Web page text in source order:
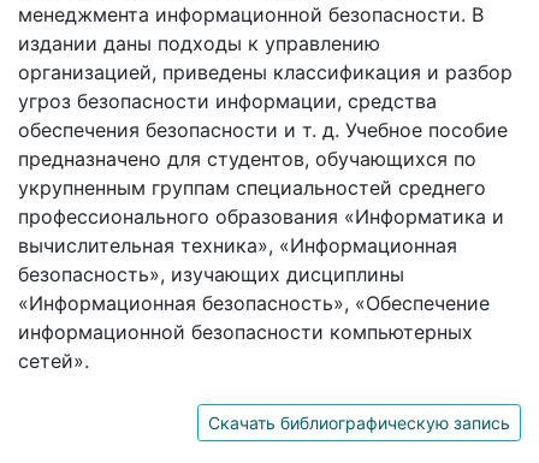
менеджмента информационной безопасности. В
издании даны подходы к управлению
организацией, приведены классификация и разбор
угроз безопасности информации, средства
обеспечения безопасности и т. д. Учебное пособие
предназначено для студентов, обучающихся по
укрупненным группам специальностей среднего
профессионального образования «Информатика и
вычислительная техника», «Информационная
безопасность», изучающих дисциплины
«Информационная безопасность», «Обеспечение
информационной безопасности компьютерных
сетей».
Скачать библиографическую запись